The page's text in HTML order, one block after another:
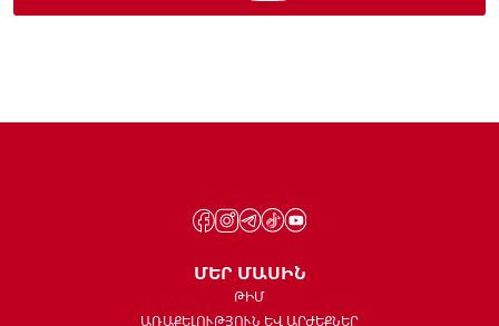
ՄԵՐ ՄԱՍԻՆ
ԹԻՄ
ԱՌԱՔԵԼՈՒԹՅՈՒՆ ԵՎ ԱՐԺԵՔՆԵՐ